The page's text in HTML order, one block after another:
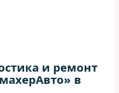
и ремонт
в